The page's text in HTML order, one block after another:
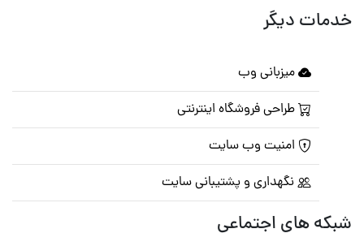
خدمات دیگر
میزبانی وب
طراحی فروشگاه اینترنتی
امنیت وب سایت
نگهداری و پشتیبانی سایت
شبکه های اجتماعی